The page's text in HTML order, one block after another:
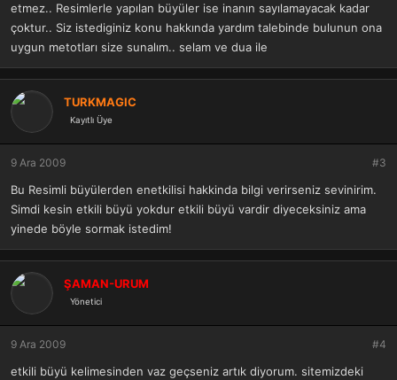
etmez.. Resimlerle yapılan büyüler ise inanın sayılamayacak kadar
çoktur.. Siz istediginiz konu hakkında yardım talebinde bulunun ona
uygun metotları size sunalım.. selam ve dua ile
TURKMAGIC
Kayıtlı Üye
9 Ara 2009 #3
Bu Resimli büyülerden enetkilisi hakkinda bilgi verirseniz sevinirim.
Simdi kesin etkili büyü yokdur etkili büyü vardir diyeceksiniz ama
yinede böyle sormak istedim!
ŞAMAN-URUM
Yönetici
9 Ara 2009 #4
etkili büyü kelimesinden vaz geçseniz artık diyorum. sitemizdeki